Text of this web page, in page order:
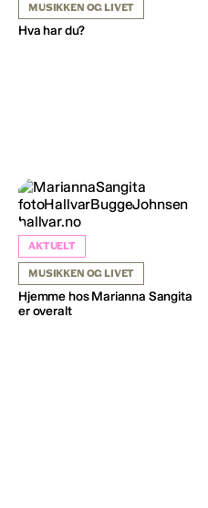
MUSIKKEN OG LIVET
Hva har du?
AKTUELT
MUSIKKEN OG LIVET
Hjemme hos Marianna Sangita
er overalt